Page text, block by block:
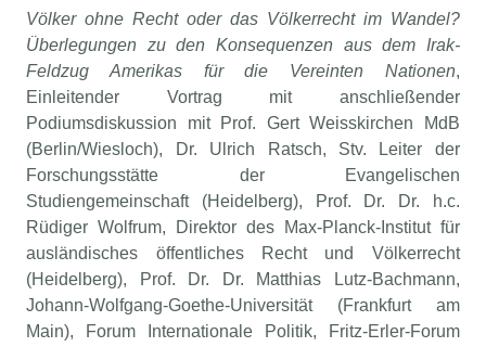
Völker ohne Recht oder das Völkerrecht im Wandel?
Überlegungen zu den Konsequenzen aus dem Irak-
Feldzug Amerikas für die Vereinten Nationen,
Einleitender Vortrag mit anschließender
Podiumsdiskussion mit Prof. Gert Weisskirchen MdB
(Berlin/Wiesloch), Dr. Ulrich Ratsch, Stv. Leiter der
Forschungsstätte der Evangelischen
Studiengemeinschaft (Heidelberg), Prof. Dr. Dr. h.c.
Rüdiger Wolfrum, Direktor des Max-Planck-Institut für
ausländisches öffentliches Recht und Völkerrecht
(Heidelberg), Prof. Dr. Dr. Matthias Lutz-Bachmann,
Johann-Wolfgang-Goethe-Universität (Frankfurt am
Main), Forum Internationale Politik, Fritz-Erler-Forum